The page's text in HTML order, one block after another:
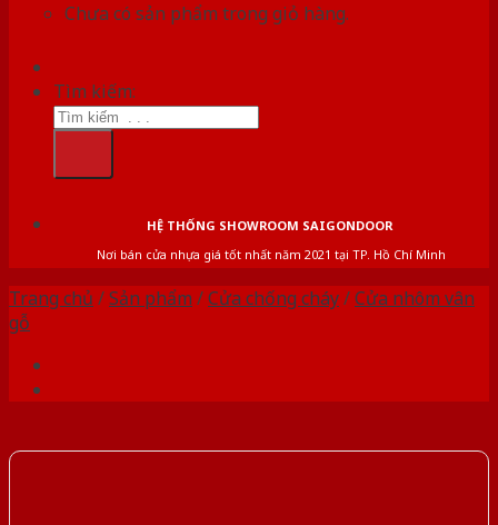
Chưa có sản phẩm trong giỏ hàng.
Tìm kiếm:
HỆ THỐNG SHOWROOM SAIGONDOOR
Nơi bán cửa nhựa giá tốt nhất năm 2021 tại TP. Hồ Chí Minh
Trang chủ /Sản phẩm /Cửa chống cháy/Cửa nhôm vân
gỗ